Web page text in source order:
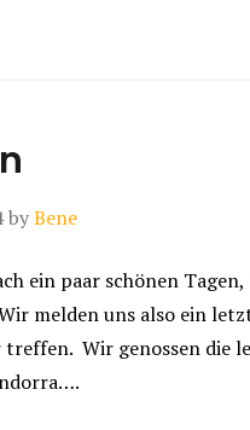
byBene
ein paar schönen
melden uns also ein
Wir genossen die